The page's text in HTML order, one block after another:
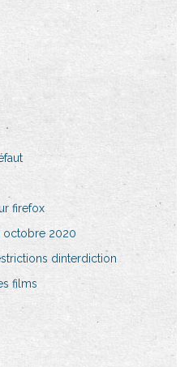
firefox
octobre 2020
dinterdiction
films